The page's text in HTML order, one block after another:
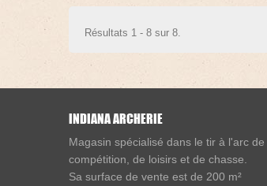
Résultats 1 - 8 sur 8.
INDIANA ARCHERIE
Magasin spécialisé dans le tir à l'arc de
compétition, de loisirs et de chasse
Sa surface de vente est de 200 m²